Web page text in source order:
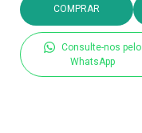
COMPRAR
Consulte-nos pelo
WhatsApp